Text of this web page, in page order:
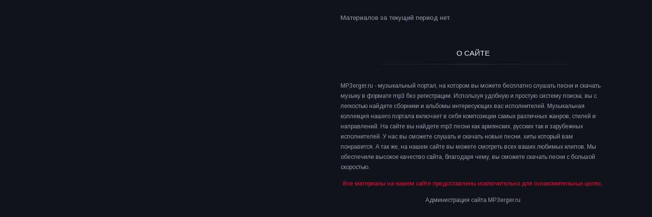
Материалов за текущий период нет.
О САЙТЕ
MP3erger.ru - музыкальный портал, на котором вы можете бесплатно слушать песни и скачать
музыку в формате mp3 без регистрации. Используя удобную и простую систему поиска, вы с
легкостью найдете сборники и альбомы интересующих вас исполнителей. Музыкальная
коллекция нашего портала включает в себя композиции самых различных жанров, стилей и
направлений. На сайте вы найдете mp3 песни как армянских, русских так и зарубежных
исполнителей. У нас вы сможете слушать и скачать новые песни, хиты который вам
понравится. А так же, на нашем сайте вы можете смотреть всех ваших любимых клипов. Мы
обеспечили высокое качество сайта, благодаря чему, вы сможете скачать песни с большой
скоростью.
Все материалы на нашем сайте предоставлены исключительно для ознакомительных целях.
Администрация сайта MP3erger.ru